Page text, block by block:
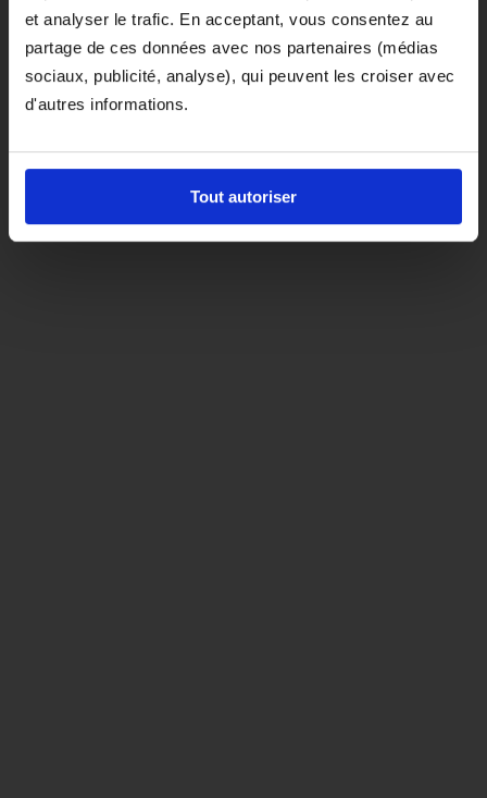
et analyser le trafic. En acceptant, vous consentez au
partage de ces données avec nos partenaires (médias
sociaux, publicité, analyse), qui peuvent les croiser avec
d'autres informations.
Tout autoriser
D'ici là, si vous souhaitez le coloris noir,
orientez-vous vers la matière "indispensable"